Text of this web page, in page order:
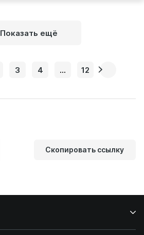
Показать ещё
3 4 ... 12
Скопировать ссылку